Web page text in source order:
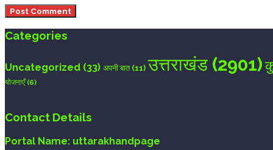
Categories
Uncategorized (33) अपनी बात(11) उत्तराखंड (2901)
योजनाएँ(6)
Contact Details
Portal Name: uttarakhandpage